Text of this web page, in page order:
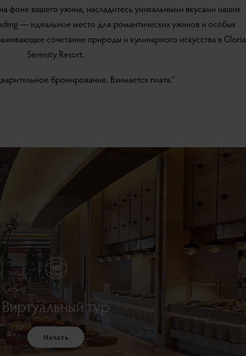
фоне вашего ужина, насладитесь уникальными вкусами наших
— идеальное место для романтических ужинов и особых
сочетание природы и кулинарного искусства в Gloria
Serenity Resort.
бронирование. Взимается плата.''
Виртуальный тур
Начать